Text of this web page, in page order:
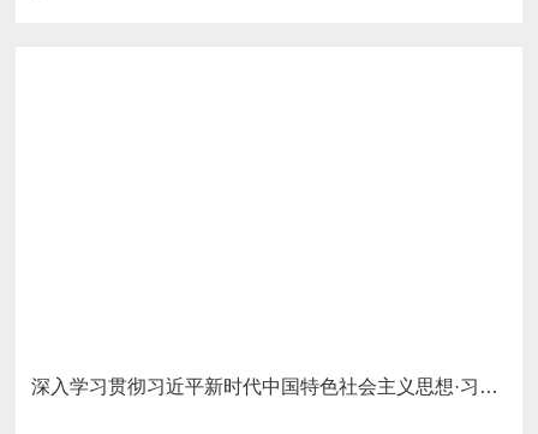
深入学习贯彻习近平新时代中国特色社会主义思想·习近平法治思想学习贯彻众论